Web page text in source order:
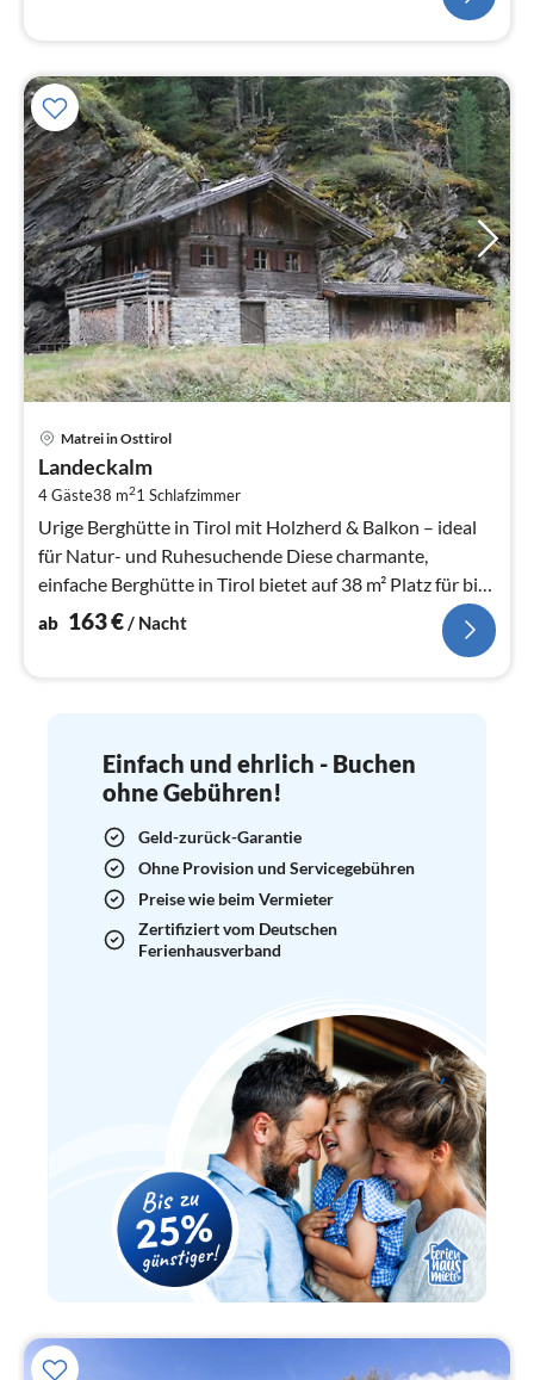
Matrei in Osttirol
Landeckalm
4 Gäste38 m21 Schlafzimmer
Urige Berghütte in Tirol mit Holzherd & Balkon – ideal
für Natur- und Ruhesuchende Diese charmante,
einfache Berghütte in Tirol bietet auf 38 m² Platz für bis
zu 4 Personen und is...
ab 163€/ Nacht
Einfach und ehrlich - Buchen
ohne Gebühren!
Geld-zurück-Garantie
Ohne Provision und Servicegebühren
Preise wie beim Vermieter
Zertifiziert vom Deutschen
Ferienhausverband